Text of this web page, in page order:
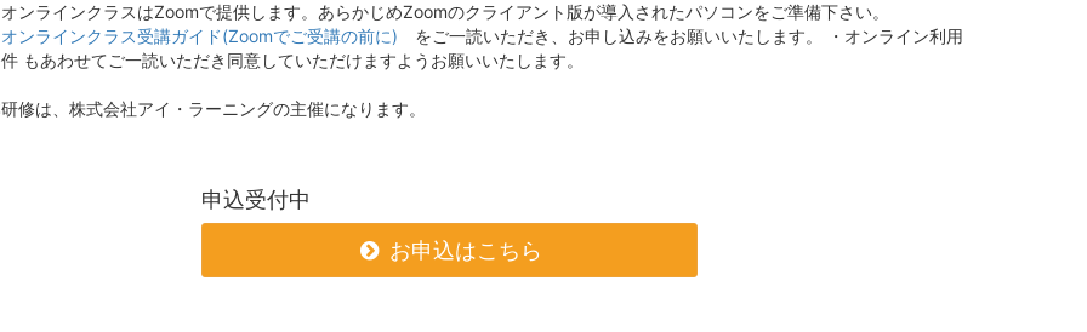
オンラインクラスはZoomで提供します。あらかじめZoomのクライアント版が導入されたパソコンをご準備下さい。
オンラインクラス受講ガイド(Zoomでご受講の前に) をご一読いただき、お申し込みをお願いいたします。 ・オンライン利用
もあわせてご一読いただき同意していただけますようお願いいたします。
修は、株式会社アイ・ラーニングの主催になります。
申込受付中
お申込はこちら